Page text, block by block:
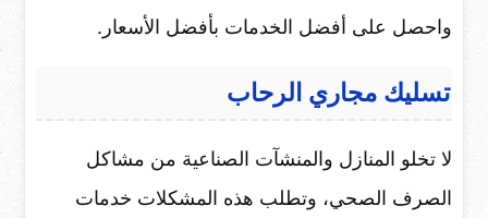
واحصل على أفضل الخدمات بأفضل الأسعار.
تسليك مجاري الرحاب
لا تخلو المنازل والمنشآت الصناعية من مشاكل
الصرف الصحي، وتطلب هذه المشكلات خدمات